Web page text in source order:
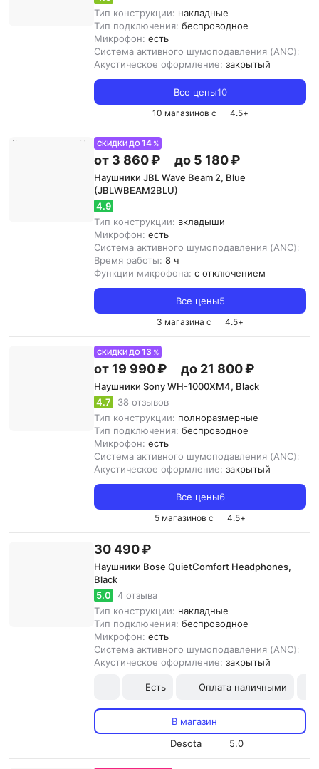
Тип конструкции: накладные
Тип подключения: беспроводное
Микрофон: есть
Система активного шумоподавления (ANC):
Акустическое оформление: закрытый
Все цены10
10 магазинов с 4.5+
СКИДКИ ДО14 %
от 3 860 ₽ до 5 180 ₽
Наушники JBL Wave Beam 2, Blue
(JBLWBEAM2BLU)
4.9
Тип конструкции: вкладыши
Микрофон: есть
Система активного шумоподавления (ANC):
Время работы: 8 ч
Функции микрофона: с отключением
Все цены5
3 магазина с 4.5+
СКИДКИ ДО13 %
от 19 990 ₽ до 21 800 ₽
Наушники Sony WH-1000XM4, Black
4.7
38 отзывов
Тип конструкции: полноразмерные
Тип подключения: беспроводное
Микрофон: есть
Система активного шумоподавления (ANC):
Акустическое оформление: закрытый
Все цены6
5 магазинов с 4.5+
30 490 ₽
Наушники Bose QuietComfort Headphones,
Black
5.0
4 отзыва
Тип конструкции: накладные
Тип подключения: беспроводное
Микрофон: есть
Система активного шумоподавления (ANC):
Акустическое оформление: закрытый
Есть Оплата наличными
В магазин
Desota
5.0